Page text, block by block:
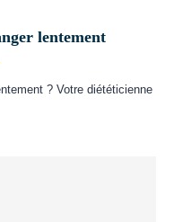
lentement
? Votre diététicienne